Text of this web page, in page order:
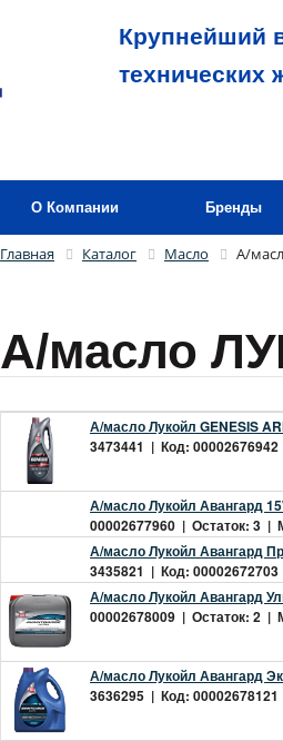
Крупнейший
технических
О Компании Бренды
Главная Каталог Масло А/
А/масло
А/масло Лукойл GENESIS
3473441 | Код:
А/масло Лукойл Авангард
00002677960 | Остаток: 3 |
А/масло Лукойл Авангард
3435821 | Код:
А/масло Лукойл Авангард
00002678009 | Остаток: 2 |
А/масло Лукойл Авангард
3636295 | Код: